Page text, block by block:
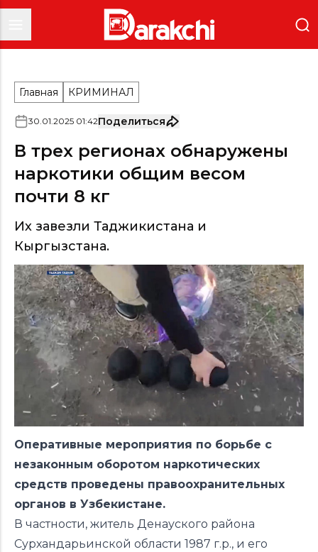
Главная КРИМИНАЛ
30.01.2025 01:42Поделиться
В трех регионах обнаружены
наркотики общим весом
почти 8 кг
Их завезли Таджикистана и
Кыргызстана.
Оперативные мероприятия по борьбе с
незаконным оборотом наркотических
средств проведены правоохранительных
органов в Узбекистане.
В частности, житель Денауского района
Сурхандарьинской области 1987 г.р., и его